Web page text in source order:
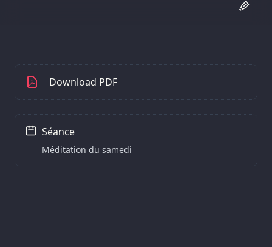
Download PDF
Séance
Méditation du samedi